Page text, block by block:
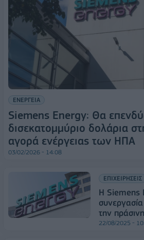
ΕΝΕΡΓΕΙΑ
Siemens Energy: Θα
δισεκατομμύριο δολάρια
αγορά ενέργειας των ΗΠΑ
03/02/2026 - 14:08
ΕΠΙΧΕΙΡΗΣΕΙΣ
Η Siemens
την
22/08/2025 -